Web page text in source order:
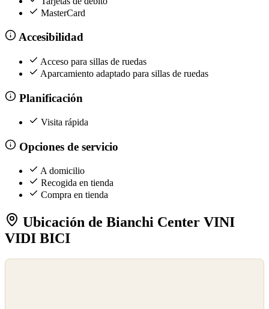
MasterCard
Accesibilidad
Acceso para sillas de ruedas
Aparcamiento adaptado para sillas de ruedas
Planificación
Visita rápida
Opciones de servicio
A domicilio
Recogida en tienda
Compra en tienda
Ubicación de Bianchi Center VINI
VIDI BICI